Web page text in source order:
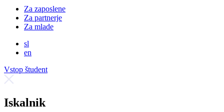
Za zaposlene
Za partnerje
Za mlade
sl
en
Vstop študent
Iskalnik